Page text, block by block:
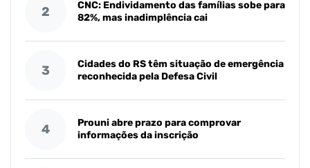
2
CNC: Endividamento das famílias sobe para
82%, mas inadimplência cai
3
Cidades do RS têm situação de emergência
reconhecida pela Defesa Civil
4
Prouni abre prazo para comprovar
informações da inscrição